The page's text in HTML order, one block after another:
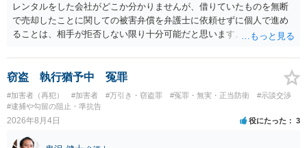
レンタルをした会社がどこか分かりませんが、借りていたものを無断
で売却したことに関しての被害弁償を弁護士に依頼せずに個人で進め
ることは、相手が拒否しない限り十分可能だと思います。 見積を出し
か）、弁護士に法律相談において助言をもらえば足りるでしょう。
窃盗 執行猶予中 冤罪
#加害者（再犯） #加害者 #万引き・窃盗罪 #冤罪・無実・正当防衛
#示談交渉
#逮捕や勾留の阻止・準抗告
2026年8月4日 役にたった 3